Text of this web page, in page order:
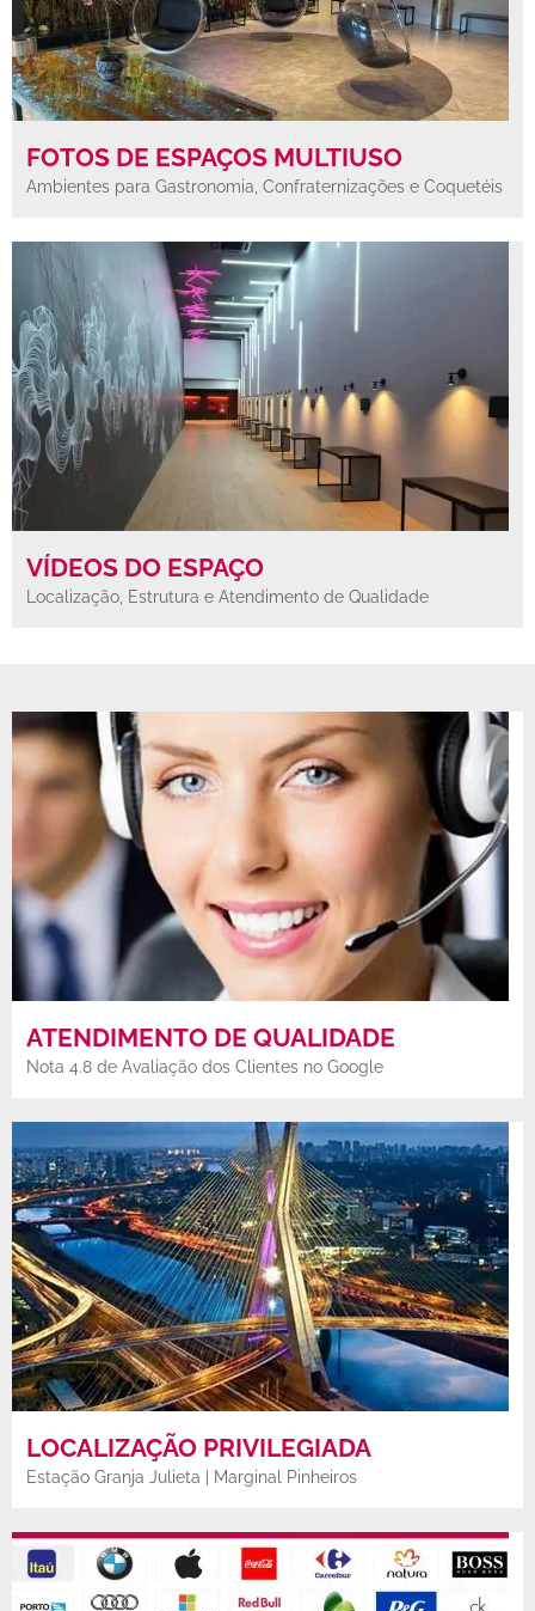
FOTOS DE ESPAÇOS MULTIUSO
Ambientes para Gastronomia, Confraternizações e Coquetéis
VÍDEOS DO ESPAÇO
Localização, Estrutura e Atendimento de Qualidade
ATENDIMENTO DE QUALIDADE
Nota 4.8 de Avaliação dos Clientes no Google
LOCALIZAÇÃO PRIVILEGIADA
Estação Granja Julieta | Marginal Pinheiros